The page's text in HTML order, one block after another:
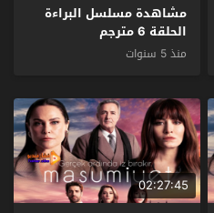
مشاهدة مسلسل البراءة
الحلقة 6 مترجم
منذ 5 سنوات
02:27:45